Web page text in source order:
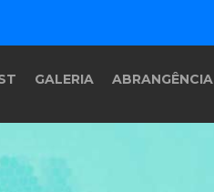
GALERIA ABRANGÊNCIA